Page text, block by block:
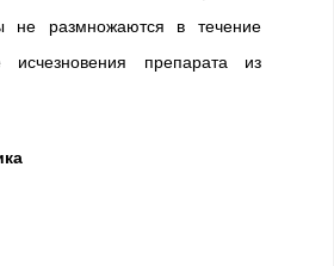
не размножаются в течение
препарата из